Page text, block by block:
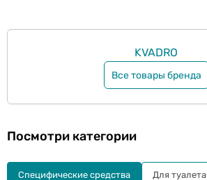
KVADRO
Все товары бренда
Посмотри категории
Специфические средства Для туалета